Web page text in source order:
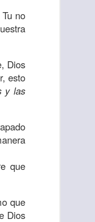
no
Dios
esto
y las
que
que
Dios
lo
de
de
los
de